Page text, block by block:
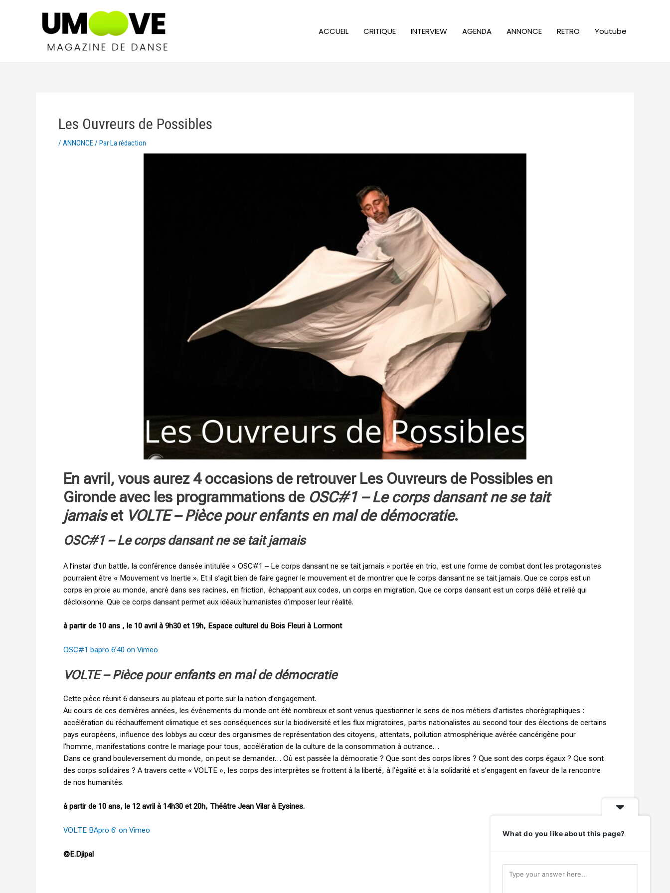
ACCUEIL CRITIQUE INTERVIEW AGENDA ANNONCE RETRO Youtube
Les Ouvreurs de Possibles
/ ANNONCE/ ParLa rédaction
En avril, vous aurez 4 occasions de retrouver Les Ouvreurs de Possibles en
Gironde avec les programmations de OSC#1 – Le corps dansant ne se tait
jamais et VOLTE – Pièce pour enfants en mal de démocratie.
OSC#1 – Le corps dansant ne se tait jamais
A l’instar d’un battle, la conférence dansée intitulée « OSC#1 – Le corps dansant ne se tait jamais » portée en trio, est une forme de combat dont les protagonistes
pourraient être « Mouvement vs Inertie ». Et il s’agit bien de faire gagner le mouvement et de montrer que le corps dansant ne se tait jamais. Que ce corps est un
corps en proie au monde, ancré dans ses racines, en friction, échappant aux codes, un corps en migration. Que ce corps dansant est un corps délié et relié qui
décloisonne. Que ce corps dansant permet aux idéaux humanistes d’imposer leur réalité.
à partir de 10 ans , le 10 avril à 9h30 et 19h, Espace culturel du Bois Fleuri à Lormont
OSC#1 bapro 6’40 on Vimeo
VOLTE – Pièce pour enfants en mal de démocratie
Cette pièce réunit 6 danseurs au plateau et porte sur la notion d’engagement.
Au cours de ces dernières années, les événements du monde ont été nombreux et sont venus questionner le sens de nos métiers d’artistes chorégraphiques :
accélération du réchauffement climatique et ses conséquences sur la biodiversité et les flux migratoires, partis nationalistes au second tour des élections de certains
pays européens, influence des lobbys au cœur des organismes de représentation des citoyens, attentats, pollution atmosphérique avérée cancérigène pour
l’homme, manifestations contre le mariage pour tous, accélération de la culture de la consommation à outrance…
Dans ce grand bouleversement du monde, on peut se demander… Où est passée la démocratie ? Que sont des corps libres ? Que sont des corps égaux ? Que sont
des corps solidaires ? A travers cette « VOLTE », les corps des interprètes se frottent à la liberté, à l’égalité et à la solidarité et s’engagent en faveur de la rencontre
de nos humanités.
à partir de 10 ans, le 12 avril à 14h30 et 20h, Théâtre Jean Vilar à Eysines.
VOLTE BApro 6’ on Vimeo
©E.Djipal
What do you like about this page?